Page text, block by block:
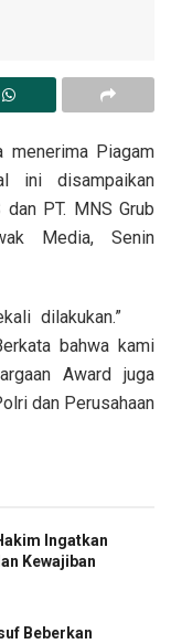
menerima Piagam
ini disampaikan
PT. MNS Grub
Media, Senin
dilakukan.”
bahwa kami
Award juga
dan Perusahaan
Ingatkan
Kewajiban
Beberkan